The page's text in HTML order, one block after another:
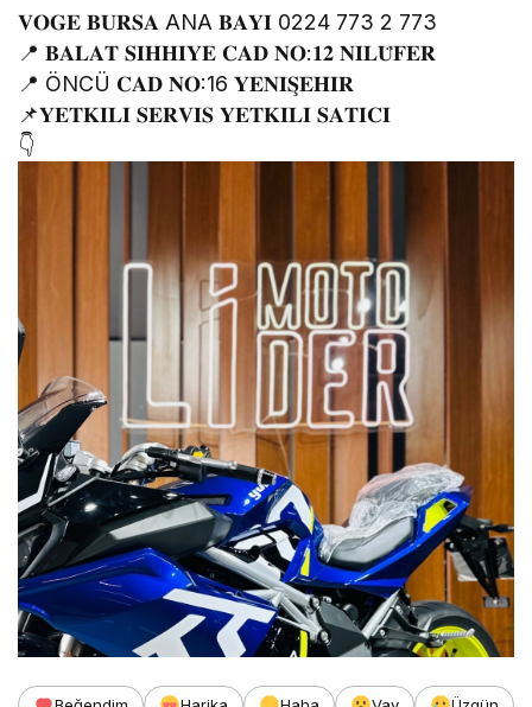
𝐕𝐎𝐆𝐄 𝐁𝐔𝐑𝐒𝐀 ANA 𝐁𝐀𝐘𝐈̇ 0224 773 2 773
📍 𝐁𝐀𝐋𝐀𝐓 𝐒𝐈𝐇𝐇𝐈̇𝐘𝐄 𝐂𝐀𝐃 𝐍𝐎:𝟏𝟐 𝐍𝐈̇𝐋𝐔̈𝐅𝐄𝐑
📍 ÖNCÜ 𝐂𝐀𝐃 𝐍𝐎:16 𝐘𝐄𝐍𝐈̇𝐒̧𝐄𝐇𝐈̇𝐑
📌𝐘𝐄𝐓𝐊𝐈̇𝐋𝐈̇ 𝐒𝐄𝐑𝐕𝐈̇𝐒 𝐘𝐄𝐓𝐊𝐈̇𝐋𝐈̇ 𝐒𝐀𝐓𝐈𝐂𝐈
👇